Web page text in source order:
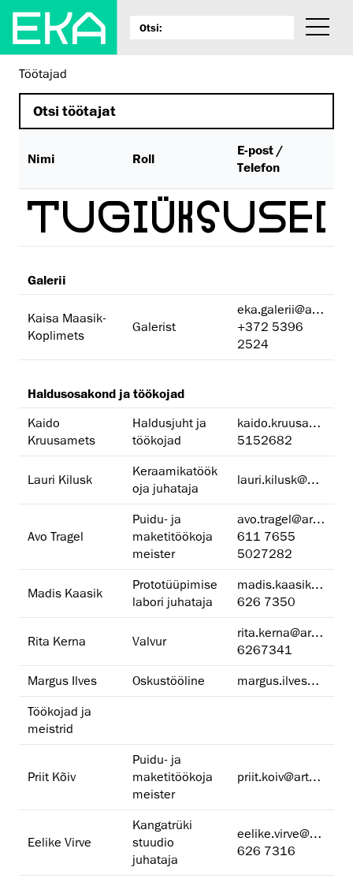
Töötajad
Nimi Roll
E-post /
Telefon
TUGIÜKSUSED
Galerii
Kaisa Maasik-
Koplimets
Galerist
eka.galerii@artun.ee
+372 5396
2524
Haldusosakond ja töökojad
Kaido
Kruusamets
Haldusjuht ja
töökojad
kaido.kruusamets@artun.ee
5152682
Lauri Kilusk
Keraamikatöök
oja juhataja
lauri.kilusk@artun.ee
Avo Tragel
Puidu- ja
maketitöökoja
meister
avo.tragel@artun.ee
611 7655
5027282
Madis Kaasik
Prototüüpimise
labori juhataja
madis.kaasik@artun.ee
626 7350
Rita Kerna Valvur
rita.kerna@artun.ee
6267341
Margus Ilves
Oskustööline
margus.ilves@artun.ee
Töökojad ja
meistrid
Priit Kõiv
Puidu- ja
maketitöökoja
meister
priit.koiv@artun.ee
Eelike Virve
Kangatrüki
stuudio
juhataja
eelike.virve@artun.ee
626 7316